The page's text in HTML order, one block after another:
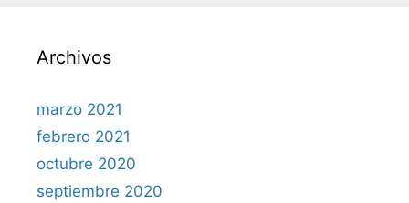
Archivos
marzo 2021
febrero 2021
octubre 2020
septiembre 2020